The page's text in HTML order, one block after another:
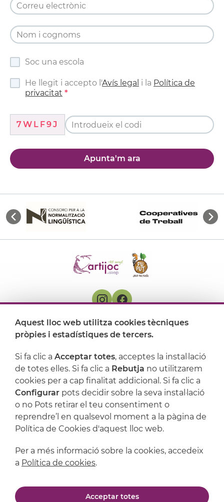
Soc una escola
He llegit i accepto l'Avís legal i la Política de
privacitat
7WLF9J
Apunta'm ara
On ens trobem
Suport
Política de privacitat
Aquest lloc web utilitza cookies tècniques
pròpies i estadístiques de tercers.
Si fa clic a Acceptar totes, acceptes la instal·lació
de totes elles. Si fa clic a Rebutja no utilitzarem
cookies per a cap finalitat addicional. Si fa clic a
Configurar pots decidir sobre la seva instal·lació
o no Pots retirar el teu consentiment o
reprendre’l en qualsevol moment a la pàgina de
Política de Cookies d'aquest lloc web.
Per a més informació sobre la cookies, accedeix
a Política de cookies.
Acceptar totes